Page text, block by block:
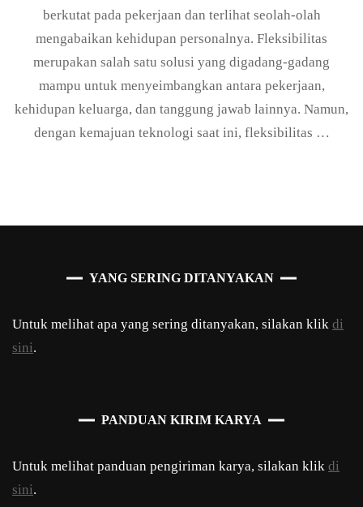
berkutat pada pekerjaan dan terlihat seolah-olah
mengabaikan kehidupan personalnya. Fleksibilitas
merupakan salah satu solusi yang digadang-gadang
mampu untuk menyeimbangkan antara pekerjaan,
kehidupan keluarga, dan tanggung jawab lainnya. Namun,
dengan kemajuan teknologi saat ini, fleksibilitas …
YANG SERING DITANYAKAN
Untuk melihat apa yang sering ditanyakan, silakan klik di
sini.
PANDUAN KIRIM KARYA
Untuk melihat panduan pengiriman karya, silakan klik di
sini.